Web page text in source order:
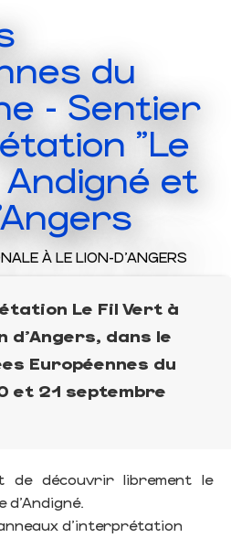
du
- Sentier
"Le
Andigné et
À LE LION-D'ANGERS
Le Fil Vert à
d'Angers, dans le
Européennes du
et 21 septembre
de découvrir librement le
d’interprétation